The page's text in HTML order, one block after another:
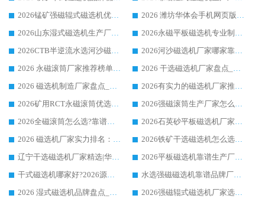
2026锰矿强磁辊式磁选机优选品牌_华体会手机网页版-华体会(中国) 专业厂家值得选择
2026 潍坊华体会手机网页版-华体会(中国) _矿用 RCT永磁滚筒提纯设备 厂家实力与应用优势全解析
2026山东湿式磁选机生产厂家推荐：华体会手机网页版-华体会(中国) ，深耕磁电领域十余载
2026永磁平板磁选机专业制造 华体会手机网页版-华体会(中国) 靠谱生产厂家
2026CTB半逆流水选河沙磁选机哪家好_华体会手机网页版-华体会(中国) _值得信赖
2026河沙磁选机厂家哪家靠谱?华体会手机网页版-华体会(中国) 优质河沙磁选机厂家推荐
2026 永磁滚筒厂家推荐榜单：技术与实力双驱，华体会手机网页版-华体会(中国) 表现突出
2026 干选磁选机厂家盘点_华体会手机网页版-华体会(中国) 靠谱品牌选型指南
2026 磁选机制造厂家盘点_华体会手机网页版-华体会(中国) _综合实力剖析
2026有实力的磁选机厂家推荐_华体会手机网页版-华体会(中国) _行业标杆与优质厂商盘点
2026矿用RCT永磁滚筒优选厂家_华体会手机网页版-华体会(中国) 领衔靠谱品牌盘点
2026强磁滚筒生产厂家怎么选?行业口碑推荐华体会手机网页版-华体会(中国)
2026全磁滚筒怎么选?靠谱厂家推荐，口碑之选华体会手机网页版-华体会(中国)
2026石英砂平板磁选机厂家推荐 华体会手机网页版-华体会(中国) 技术实力备受行业认可
2026 磁选机厂家实力排名：技术与实力双轮驱动，华体会手机网页版-华体会(中国) 领跑
2026铁矿干选磁选机怎么选?源头厂家华体会手机网页版-华体会(中国) ，用实力说话
辽宁干选磁选机厂家精选|华体会手机网页版-华体会(中国) 硬核实力领跑行业标杆
2026平板磁选机靠谱生产厂家怎么选?行业标杆华体会手机网页版-华体会(中国) ，凭硬实力脱颖而出
干式磁选机哪家好?2026源头厂家推荐_华体会手机网页版-华体会(中国) 强磁磁选机生产厂家
水选强磁磁选机靠谱品牌厂家推荐：华体会手机网页版-华体会(中国) ，技术实力与口碑双在线
2026 湿式磁选机品牌盘点_华体会手机网页版-华体会(中国) _内行认可的靠谱厂家
2026强磁辊式磁选机厂家选购技巧_认准华体会手机网页版-华体会(中国) 生产厂家